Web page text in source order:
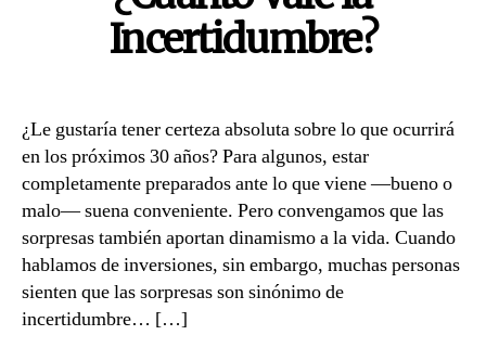
Incertidumbre?
¿Le gustaría tener certeza absoluta sobre lo que ocurrirá
en los próximos 30 años? Para algunos, estar
completamente preparados ante lo que viene —bueno o
malo— suena conveniente. Pero convengamos que las
sorpresas también aportan dinamismo a la vida. Cuando
hablamos de inversiones, sin embargo, muchas personas
sienten que las sorpresas son sinónimo de
incertidumbre… […]